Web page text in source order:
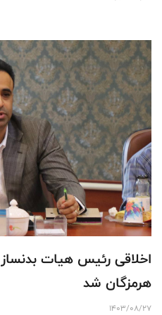
اخلاقی رئیس هیات
هرمزگان شد
1403/08/27